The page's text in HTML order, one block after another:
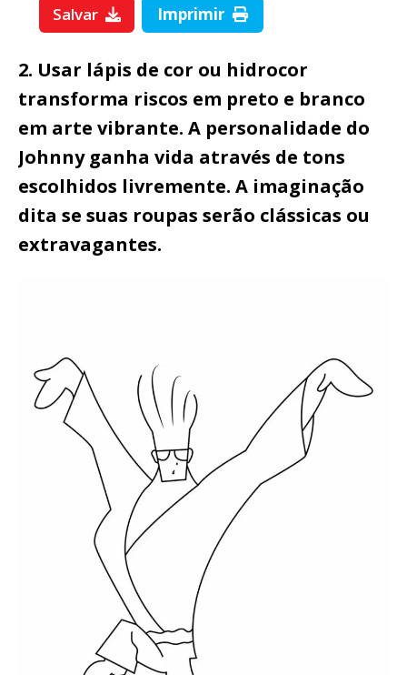
Salvar Imprimir
2. Usar lápis de cor ou hidrocor
transforma riscos em preto e branco
em arte vibrante. A personalidade do
Johnny ganha vida através de tons
escolhidos livremente. A imaginação
dita se suas roupas serão clássicas ou
extravagantes.